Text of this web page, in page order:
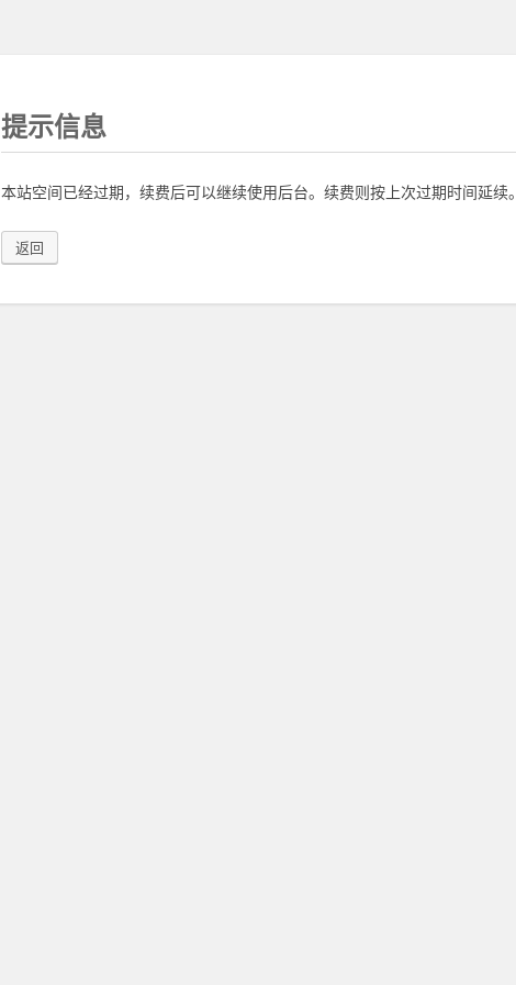
提示信息
本站空间已经过期，续费后可以继续使用后台。续费则按上次过期时间延续。
返回